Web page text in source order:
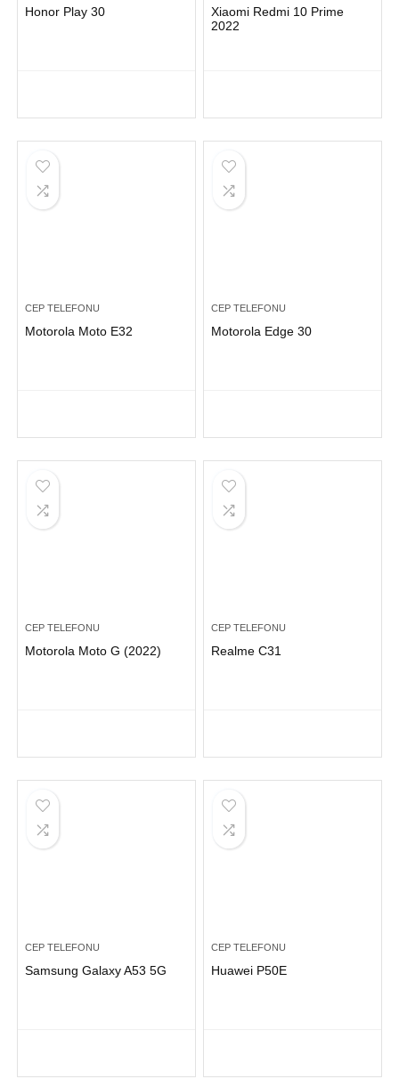
Honor Play 30
Xiaomi Redmi 10 Prime
2022
CEP TELEFONU
Motorola Moto E32
CEP TELEFONU
Motorola Edge 30
CEP TELEFONU
Motorola Moto G (2022)
CEP TELEFONU
Realme C31
CEP TELEFONU
Samsung Galaxy A53 5G
CEP TELEFONU
Huawei P50E